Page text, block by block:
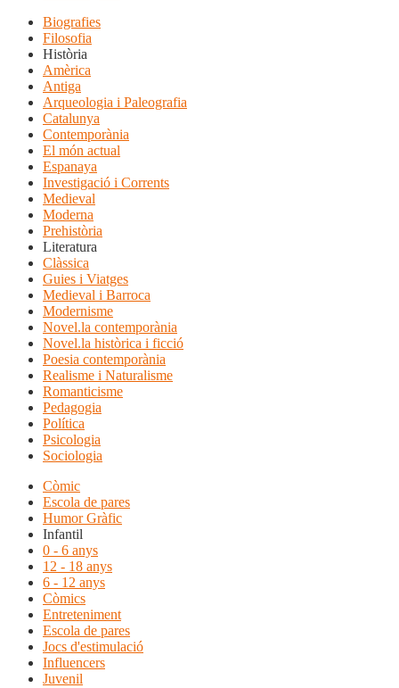
Biografies
Filosofia
Història
Amèrica
Antiga
Arqueologia i Paleografia
Catalunya
Contemporània
El món actual
Espanaya
Investigació i Corrents
Medieval
Moderna
Prehistòria
Literatura
Clàssica
Guies i Viatges
Medieval i Barroca
Modernisme
Novel.la contemporània
Novel.la històrica i ficció
Poesia contemporània
Realisme i Naturalisme
Romanticisme
Pedagogia
Política
Psicologia
Sociologia
Còmic
Escola de pares
Humor Gràfic
Infantil
0 - 6 anys
12 - 18 anys
6 - 12 anys
Còmics
Entreteniment
Escola de pares
Jocs d'estimulació
Influencers
Juvenil